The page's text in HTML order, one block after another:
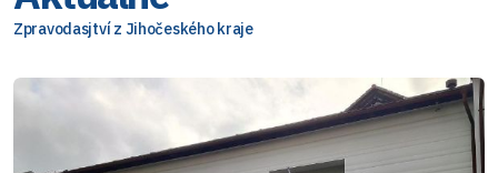
Zpravodasjtví z Jihočeského kraje